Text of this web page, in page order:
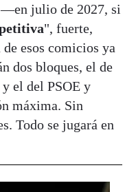
—en julio de 2027, si
", fuerte,
esos comicios ya
dos bloques, el de
el del PSOE y
máxima. Sin
Todo se jugará en